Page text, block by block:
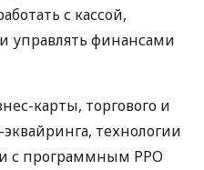
с кассой,
управлять финансами
карты, торгового и
технологии
с программным РРО